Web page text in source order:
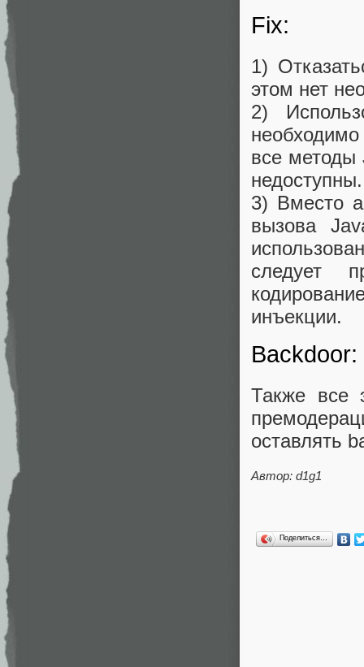
Fix:
1)
этом нет
2)
все методы
недоступны.
3) Вместо
вызова
следует
инъекции.
Backdoor:
Также все
оставлять
Автор: d1g1
Поделиться…